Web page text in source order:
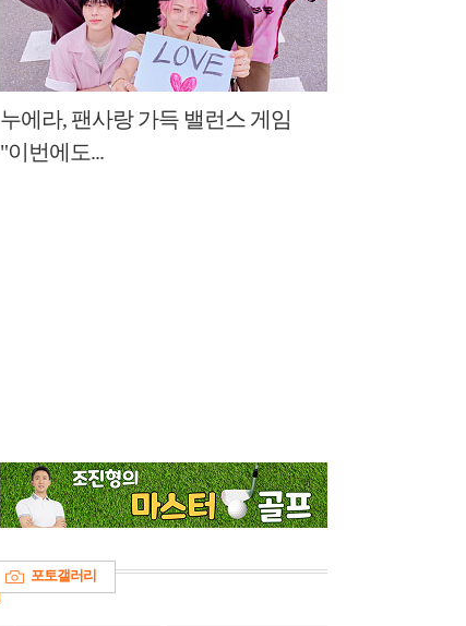
누에라, 팬사랑 가득 밸런스 게임
"이번에도...
포토갤러리